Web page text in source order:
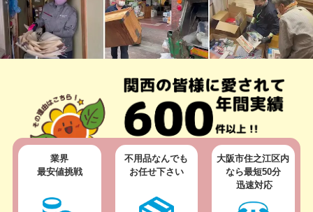
業界
最安値挑戦
不用品なんでも
お任せ下さい
大阪市住之江区内
なら最短50分
迅速対応